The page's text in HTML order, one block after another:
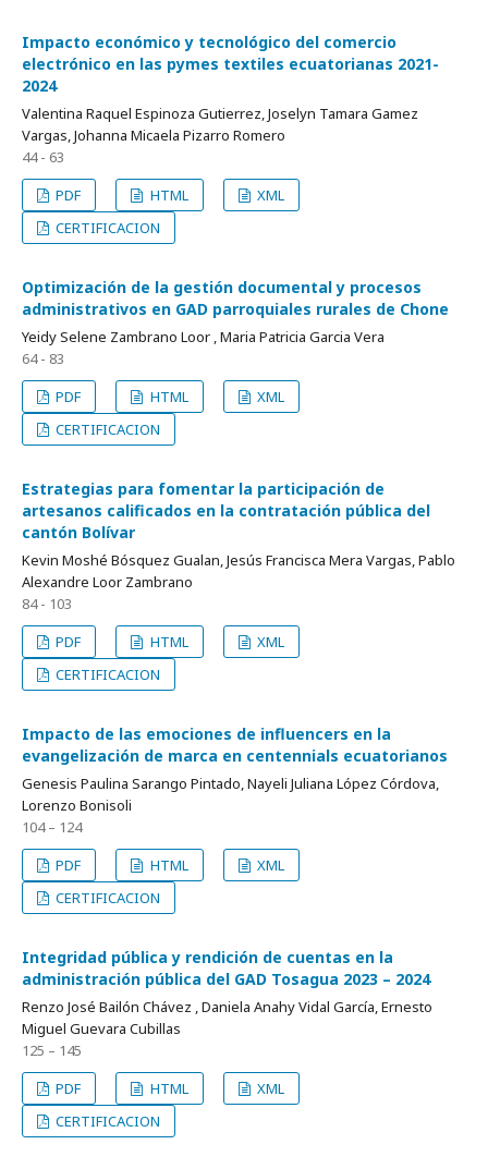
Impacto económico y tecnológico del comercio
electrónico en las pymes textiles ecuatorianas 2021-
2024
Valentina Raquel Espinoza Gutierrez, Joselyn Tamara Gamez
Vargas, Johanna Micaela Pizarro Romero
44 - 63
PDF
HTML
XML
CERTIFICACION
Optimización de la gestión documental y procesos
administrativos en GAD parroquiales rurales de Chone
Yeidy Selene Zambrano Loor , Maria Patricia Garcia Vera
64 - 83
PDF
HTML
XML
CERTIFICACION
Estrategias para fomentar la participación de
artesanos calificados en la contratación pública del
cantón Bolívar
Kevin Moshé Bósquez Gualan, Jesús Francisca Mera Vargas, Pablo
Alexandre Loor Zambrano
84 - 103
PDF
HTML
XML
CERTIFICACION
Impacto de las emociones de influencers en la
evangelización de marca en centennials ecuatorianos
Genesis Paulina Sarango Pintado, Nayeli Juliana López Córdova,
Lorenzo Bonisoli
104 – 124
PDF
HTML
XML
CERTIFICACION
Integridad pública y rendición de cuentas en la
administración pública del GAD Tosagua 2023 – 2024
Renzo José Bailón Chávez , Daniela Anahy Vidal García, Ernesto
Miguel Guevara Cubillas
125 – 145
PDF
HTML
XML
CERTIFICACION